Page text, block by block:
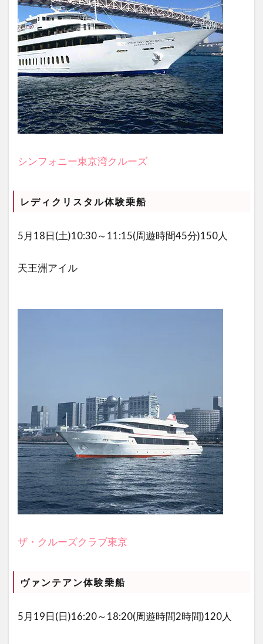
シンフォニー東京湾クルーズ
レディクリスタル体験乗船
5月18日(土)10:30～11:15(周遊時間45分)150人
天王洲アイル
ザ・クルーズクラブ東京
ヴァンテアン体験乗船
5月19日(日)16:20～18:20(周遊時間2時間)120人